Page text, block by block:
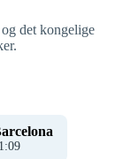
det kongelige
:09